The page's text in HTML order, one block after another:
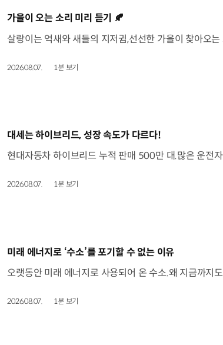
[동영상]
가을이 오는 소리 미리 듣기 🍂
2026.08.07. 1분 보기
[동영상]
대세는 하이브리드, 성장 속도가 다르다!
2026.08.07. 1분 보기
[동영상]
미래 에너지로 ‘수소’를 포기할 수 없는 이유
2026.08.07. 1분 보기